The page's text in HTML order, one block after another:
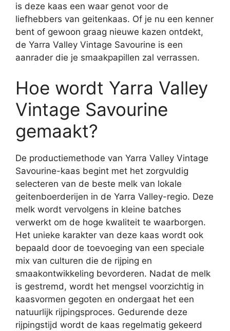
is deze kaas een waar genot voor de
liefhebbers van geitenkaas. Of je nu een kenner
bent of gewoon graag nieuwe kazen ontdekt,
de Yarra Valley Vintage Savourine is een
aanrader die je smaakpapillen zal verrassen.
Hoe wordt Yarra Valley
Vintage Savourine
gemaakt?
De productiemethode van Yarra Valley Vintage
Savourine-kaas begint met het zorgvuldig
selecteren van de beste melk van lokale
geitenboerderijen in de Yarra Valley-regio. Deze
melk wordt vervolgens in kleine batches
verwerkt om de hoge kwaliteit te waarborgen.
Het unieke karakter van deze kaas wordt ook
bepaald door de toevoeging van een speciale
mix van culturen die de rijping en
smaakontwikkeling bevorderen. Nadat de melk
is gestremd, wordt het mengsel voorzichtig in
kaasvormen gegoten en ondergaat het een
natuurlijk rijpingsproces. Gedurende deze
rijpingstijd wordt de kaas regelmatig gekeerd